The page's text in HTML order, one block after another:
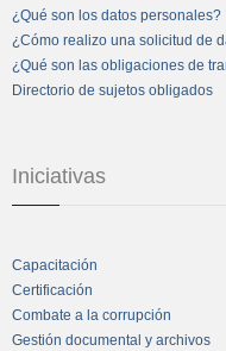
¿Qué son los datos personales?
¿Cómo realizo una solicitud de
¿Qué son las obligaciones de
Directorio de sujetos obligados
Iniciativas
Capacitación
Certificación
Combate a la corrupción
Gestión documental y archivos